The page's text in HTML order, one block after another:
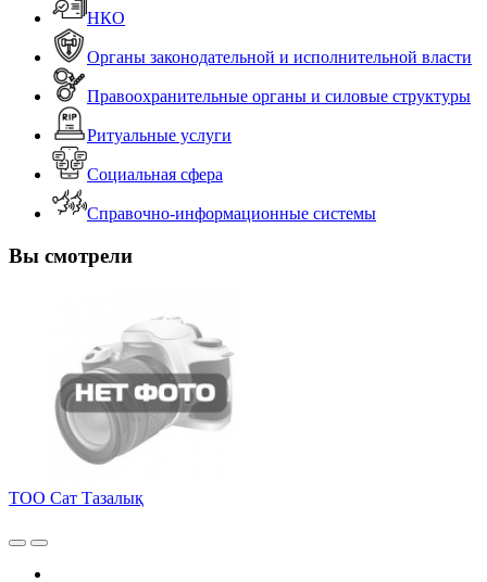
НКО
Органы законодательной и исполнительной власти
Правоохранительные органы и силовые структуры
Ритуальные услуги
Социальная сфера
Справочно-информационные системы
Вы смотрели
ТОО Сат Тазалық